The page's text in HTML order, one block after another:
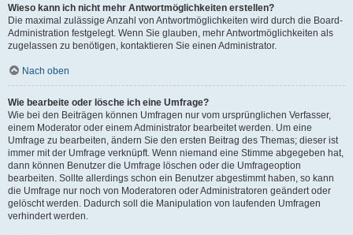
Wieso kann ich nicht mehr Antwortmöglichkeiten erstellen?
Die maximal zulässige Anzahl von Antwortmöglichkeiten wird durch die Board-
Administration festgelegt. Wenn Sie glauben, mehr Antwortmöglichkeiten als
zugelassen zu benötigen, kontaktieren Sie einen Administrator.
Nach oben
Wie bearbeite oder lösche ich eine Umfrage?
Wie bei den Beiträgen können Umfragen nur vom ursprünglichen Verfasser,
einem Moderator oder einem Administrator bearbeitet werden. Um eine
Umfrage zu bearbeiten, ändern Sie den ersten Beitrag des Themas; dieser ist
immer mit der Umfrage verknüpft. Wenn niemand eine Stimme abgegeben hat,
dann können Benutzer die Umfrage löschen oder die Umfrageoption
bearbeiten. Sollte allerdings schon ein Benutzer abgestimmt haben, so kann
die Umfrage nur noch von Moderatoren oder Administratoren geändert oder
gelöscht werden. Dadurch soll die Manipulation von laufenden Umfragen
verhindert werden.